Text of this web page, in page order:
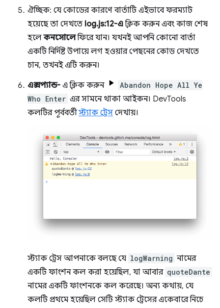
ঐচ্ছিক: যে কোডের কারণে বার্তাটি এইভাবে ফরম্যাট
হয়েছে তা দেখতে log.js:12-এক্লিক করুন এবং কাজ শেষ
হলেকনসোলেফিরে যান। যখনই আপনি কোনো বার্তা
একটি নির্দিষ্ট উপায়ে লগ হওয়ার পেছনের কোড দেখতে
চান, তখনই এটি করুন।
এক্সপ্যান্ড- এ ক্লিক করুন
Abandon Hope All Ye
Who Enter এর সামনে থাকা আইকন। DevTools
কলটির পূর্ববর্তীস্ট্যাক ট্রেস দেখায়।
স্ট্যাক ট্রেস আপনাকে বলছে যে logWarning নামের
একটি ফাংশন কল করা হয়েছিল, যা আবার quoteDante
নামের একটি ফাংশনকে কল করেছে। অন্য কথায়, যে
কলটি প্রথমে হয়েছিল সেটি স্ট্যাক ট্রেসের একেবারে নিচে